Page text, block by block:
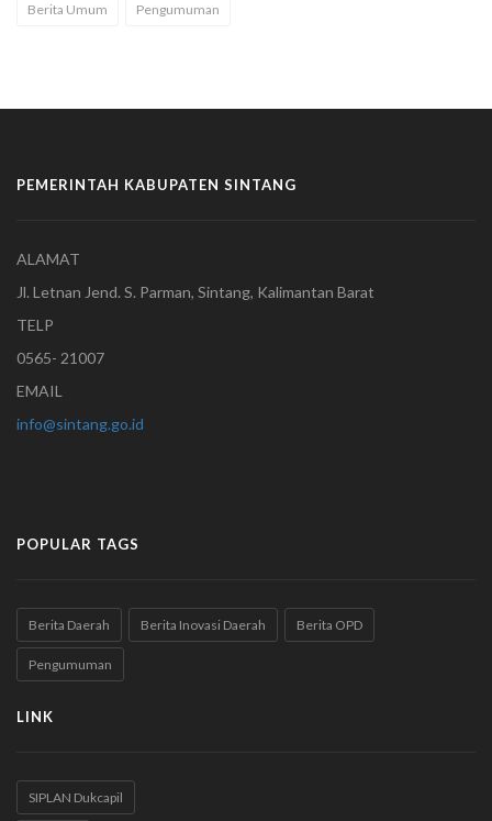
Berita Umum Pengumuman
PEMERINTAH KABUPATEN SINTANG
ALAMAT
Jl. Letnan Jend. S. Parman, Sintang, Kalimantan Barat
TELP
0565- 21007
EMAIL
info@sintang.go.id
POPULAR TAGS
Berita Daerah Berita Inovasi Daerah Berita OPD
Pengumuman
LINK
SIPLAN Dukcapil